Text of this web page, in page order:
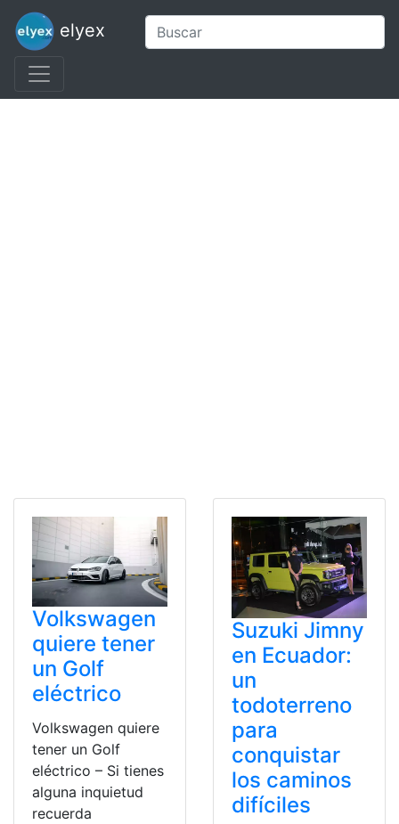
elyex
Volkswagen
quiere tener
un Golf
eléctrico
Volkswagen quiere
tener un Golf
eléctrico – Si tienes
alguna inquietud
recuerda
Suzuki Jimny
en Ecuador:
un
todoterreno
para
conquistar
los caminos
difíciles